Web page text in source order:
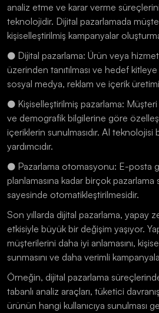
analiz etme ve karar verme
teknolojidir. Dijital pazarlamada
kişiselleştirilmiş kampanyalar
● Dijital pazarlama: Ürün veya
üzerinden tanıtılması ve hedef kitleye
sosyal medya, reklam ve içerik
● Kişiselleştirilmiş pazarlama: Müşteri
ve demografik bilgilerine göre
içeriklerin sunulmasıdır. AI
yardımcıdır.
● Pazarlama otomasyonu: E-posta
planlamasına kadar birçok pazarlama
sayesinde otomatikleştirilmesidir.
Son yıllarda dijital pazarlama, yapay
etkisiyle büyük bir değişim yaşıyor.
müşterilerini daha iyi anlamasını,
sunmasını ve daha verimli
Örneğin, dijital pazarlama
tabanlı analiz araçları, tüketici
ürünün hangi kullanıcıya sunulması